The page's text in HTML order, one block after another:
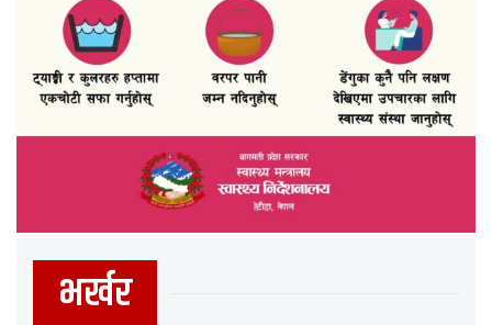
भर्खर